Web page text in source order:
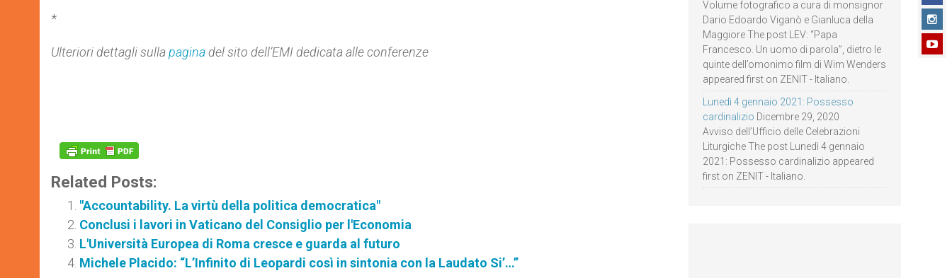
*
Ulteriori dettagli sullapaginadel sito dell’EMI dedicata alle conferenze
Related Posts:
"Accountability. La virtù della politica democratica"
Conclusi i lavori in Vaticano del Consiglio per l'Economia
L'Università Europea di Roma cresce e guarda al futuro
Michele Placido: “L’Infinito di Leopardi così in sintonia con la Laudato Si’…”
Volume fotografico a cura di monsignor
Dario Edoardo Viganò e Gianluca della
Maggiore The post LEV: “Papa
Francesco. Un uomo di parola”, dietro le
quinte dell’omonimo film di Wim Wenders
appeared first on ZENIT - Italiano.
Lunedì 4 gennaio 2021: Possesso
cardinalizio Dicembre 29, 2020
Avviso dell’Ufficio delle Celebrazioni
Liturgiche The post Lunedì 4 gennaio
2021: Possesso cardinalizio appeared
first on ZENIT - Italiano.